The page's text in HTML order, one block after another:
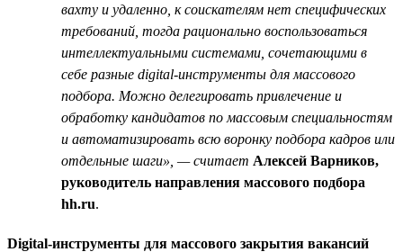
вахту и удаленно, к соискателям нет специфических
требований, тогда рационально воспользоваться
интеллектуальными системами, сочетающими в
себе разные digital-инструменты для массового
подбора. Можно делегировать привлечение и
обработку кандидатов по массовым специальностям
и автоматизировать всю воронку подбора кадров или
отдельные шаги», — считает Алексей Варников,
руководитель направления массового подбора
hh.ru.
Digital-инструменты для массового закрытия вакансий